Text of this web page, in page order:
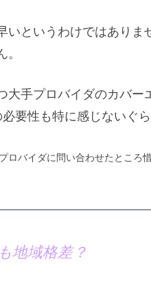
いというわけではあり
大手プロバイダのカバ
要性も特に感じないぐら
ロバイダに問い合わせたところ
地域格差？